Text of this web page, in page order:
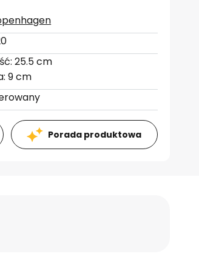
25.5 cm
9 cm
Porada produktowa